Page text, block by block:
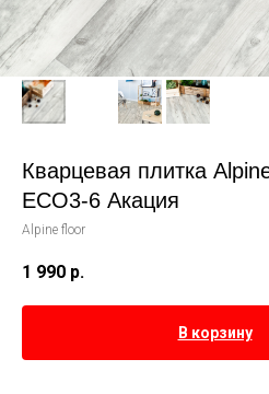
Кварцевая плитка
ECO3-6 Акация
Alpine floor
1 990 р.
В корзину